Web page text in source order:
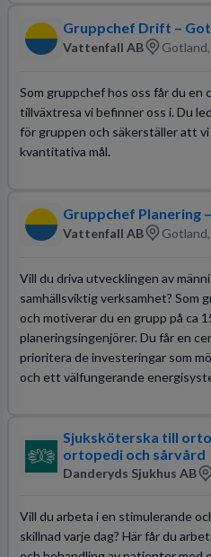
Gruppchef Drift –
Vattenfall AB
Som gruppchef hos oss får du en
tillväxtresa vi befinner oss i. Du
för gruppen och säkerställer att
kvantitativa mål.
Gruppchef Planering
Vattenfall AB
Vill du driva utvecklingen av
samhällsviktig verksamhet? Som
och motiverar du en grupp på ca
planeringsingenjörer. Du får en
prioritera de investeringar som
och ett välfungerande
Sjuksköterska till
ortopedi och sårvård
Danderyds Sjukhus AB
Vill du arbeta i en stimulerande
skillnad varje dag? Här får du